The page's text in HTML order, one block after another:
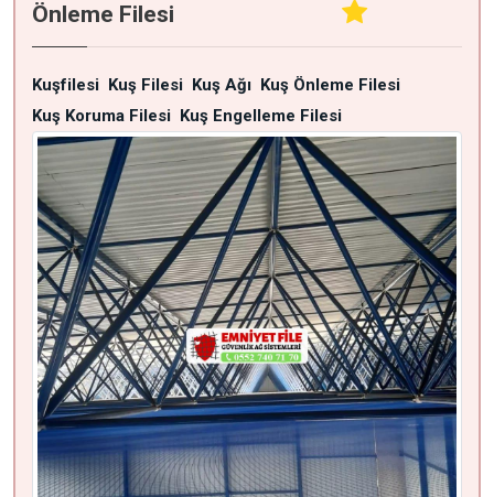
Önleme Filesi
Kuşfilesi Kuş Filesi Kuş Ağı Kuş Önleme Filesi
Kuş Koruma Filesi Kuş Engelleme Filesi